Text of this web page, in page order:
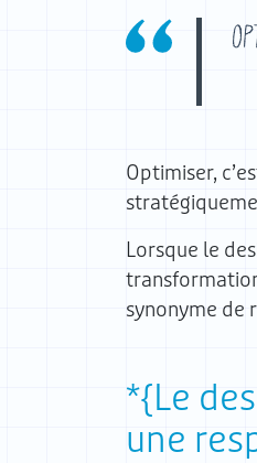
Optimiser,
Lorsque le
synonyme de
Le
une